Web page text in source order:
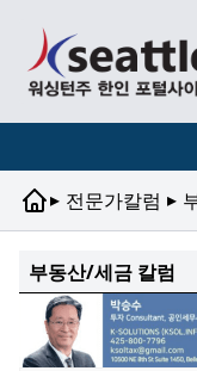
▸ 전문가칼럼 ▸
부동산/세금 칼럼